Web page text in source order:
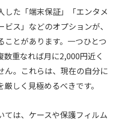
した「端末保証」「エンタメ
ス」などのオプションが、
とがあります。一つひとつ
重なれば月に2,000円近く
ん。これらは、現在の自分に
しく見極めるべきです。
ては、ケースや保護フィルム